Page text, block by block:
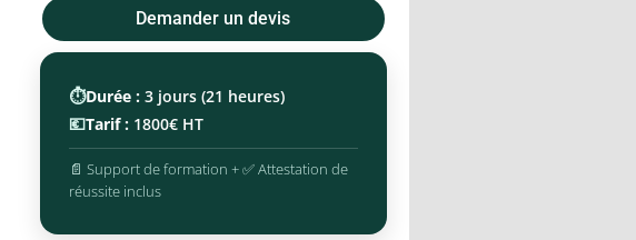
Demander un devis
⏱️Durée : 3 jours (21 heures)
💶Tarif : 1800€ HT
📄 Support de formation + ✅ Attestation de
réussite inclus